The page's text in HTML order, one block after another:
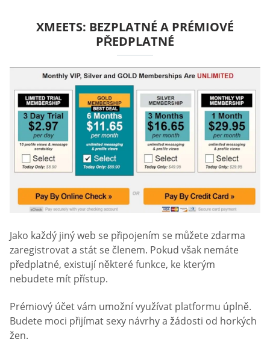
XMEETS: BEZPLATNÉ A PRÉMIOVÉ
PŘEDPLATNÉ
Jako každý jiný web se připojením se můžete zdarma
zaregistrovat a stát se členem. Pokud však nemáte
předplatné, existují některé funkce, ke kterým
nebudete mít přístup.
Prémiový účet vám umožní využívat platformu úplně.
Budete moci přijímat sexy návrhy a žádosti od horkých
žen.